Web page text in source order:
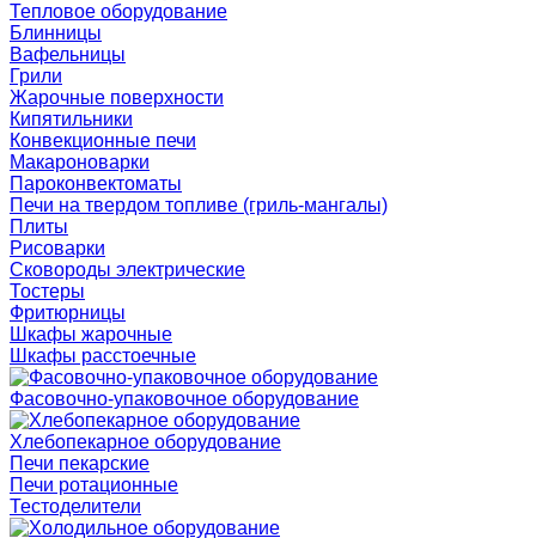
Тепловое оборудование
Блинницы
Вафельницы
Грили
Жарочные поверхности
Кипятильники
Конвекционные печи
Макароноварки
Пароконвектоматы
Печи на твердом топливе (гриль-мангалы)
Плиты
Рисоварки
Сковороды электрические
Тостеры
Фритюрницы
Шкафы жарочные
Шкафы расстоечные
Фасовочно-упаковочное оборудование
Хлебопекарное оборудование
Печи пекарские
Печи ротационные
Тестоделители